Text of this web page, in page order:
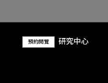
預約閱覽 研究中心